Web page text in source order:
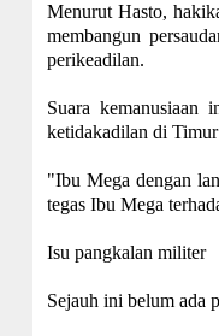
Menurut Hasto,
membangun
perikeadilan.
Suara kemanusiaan
ketidakadilan di
"Ibu Mega dengan
tegas Ibu Mega
Isu pangkalan militer
Sejauh ini belum ada